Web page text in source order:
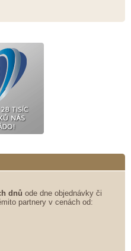
dnů ode dne objednávky či
partnery v cenách od: